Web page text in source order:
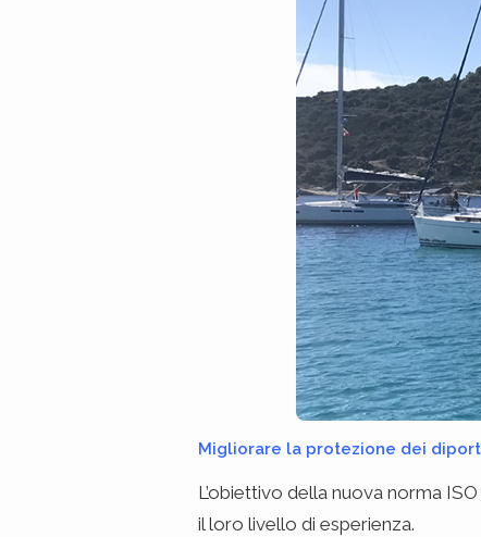
Migliorare la protezione dei
L’obiettivo della nuova norma
il loro livello di esperienza.